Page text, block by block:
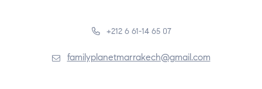
+212 6 61-14 65 07
familyplanetmarrakech@gmail.com